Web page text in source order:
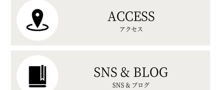
ACCESS
アクセス
SNS & BLOG
SNS & ブログ